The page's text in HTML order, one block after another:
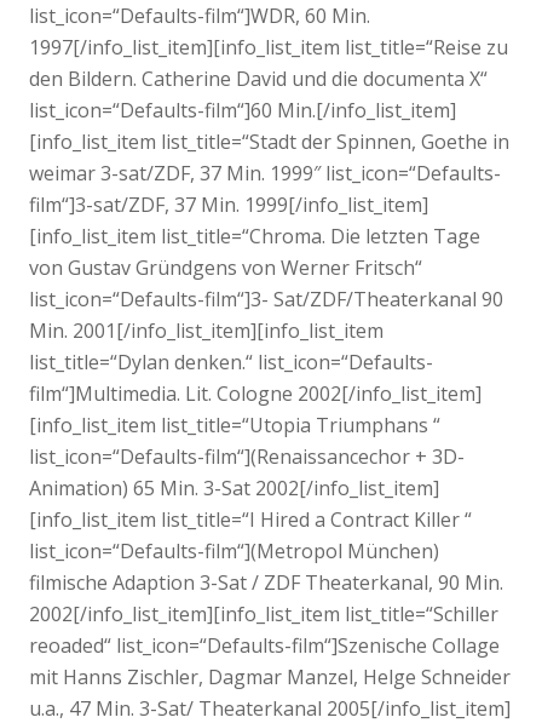
list_icon=“Defaults-film“]WDR, 60 Min.
1997[/info_list_item][info_list_item list_title=“Reise zu
den Bildern. Catherine David und die documenta X“
list_icon=“Defaults-film“]60 Min.[/info_list_item]
[info_list_item list_title=“Stadt der Spinnen, Goethe in
weimar 3-sat/ZDF, 37 Min. 1999″ list_icon=“Defaults-
film“]3-sat/ZDF, 37 Min. 1999[/info_list_item]
[info_list_item list_title=“Chroma. Die letzten Tage
von Gustav Gründgens von Werner Fritsch“
list_icon=“Defaults-film“]3- Sat/ZDF/Theaterkanal 90
Min. 2001[/info_list_item][info_list_item
list_title=“Dylan denken.“ list_icon=“Defaults-
film“]Multimedia. Lit. Cologne 2002[/info_list_item]
[info_list_item list_title=“Utopia Triumphans “
list_icon=“Defaults-film“](Renaissancechor + 3D-
Animation) 65 Min. 3-Sat 2002[/info_list_item]
[info_list_item list_title=“I Hired a Contract Killer “
list_icon=“Defaults-film“](Metropol München)
filmische Adaption 3-Sat / ZDF Theaterkanal, 90 Min.
2002[/info_list_item][info_list_item list_title=“Schiller
reoaded“ list_icon=“Defaults-film“]Szenische Collage
mit Hanns Zischler, Dagmar Manzel, Helge Schneider
u.a., 47 Min. 3-Sat/ Theaterkanal 2005[/info_list_item]